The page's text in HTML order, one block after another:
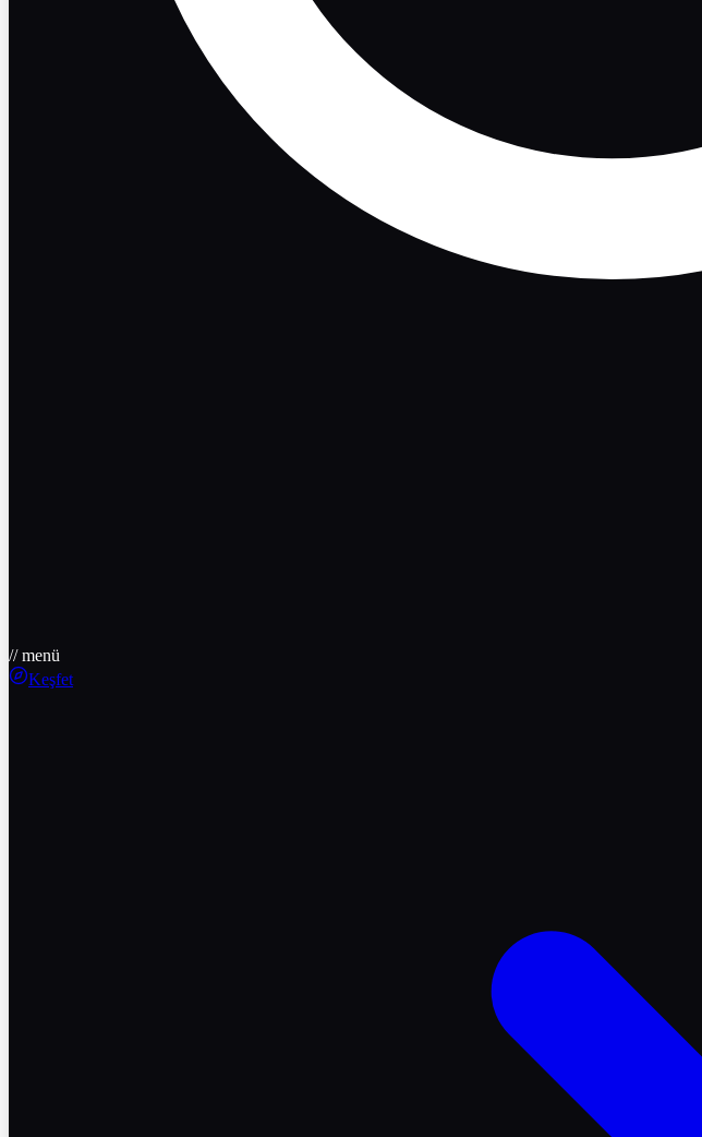
// menü
Keşfet